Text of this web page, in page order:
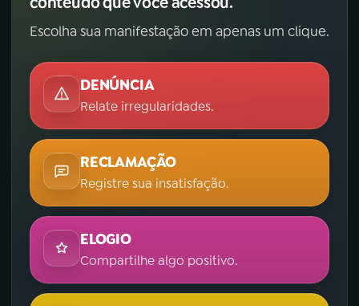
Escolha sua manifestação em apenas um clique.
DENÚNCIA
Relate irregularidades.
RECLAMAÇÃO
Registre sua insatisfação.
ELOGIO
Compartilhe algo positivo.